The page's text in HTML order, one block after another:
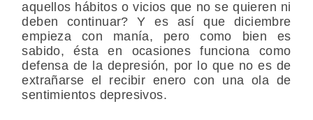
aquellos hábitos o vicios que no se quieren ni
deben continuar? Y es así que diciembre
empieza con manía, pero como bien es
sabido, ésta en ocasiones funciona como
defensa de la depresión, por lo que no es de
extrañarse el recibir enero con una ola de
sentimientos depresivos.